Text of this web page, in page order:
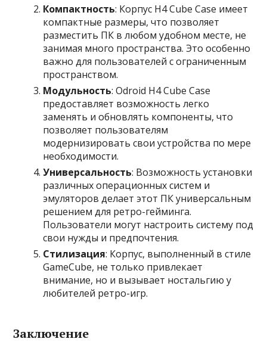
Компактность: Корпус H4 Cube Case имеет
компактные размеры, что позволяет
разместить ПК в любом удобном месте, не
занимая много пространства. Это особенно
важно для пользователей с ограниченным
пространством.
Модульность: Odroid H4 Cube Case
предоставляет возможность легко
заменять и обновлять компоненты, что
позволяет пользователям
модернизировать свои устройства по мере
необходимости.
Универсальность: Возможность установки
различных операционных систем и
эмуляторов делает этот ПК универсальным
решением для ретро-гейминга.
Пользователи могут настроить систему под
свои нужды и предпочтения.
Стилизация: Корпус, выполненный в стиле
GameCube, не только привлекает
внимание, но и вызывает ностальгию у
любителей ретро-игр.
Заключение